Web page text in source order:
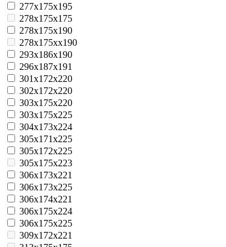
277x175x195
278x175x175
278x175x190
278x175xx190
293x186x190
296x187x191
301x172x220
302x172x220
303x175x220
303x175x225
304x173x224
305x171x225
305x172x225
305x175x223
306x173x221
306x173x225
306x174x221
306x175x224
306x175x225
309x172x221